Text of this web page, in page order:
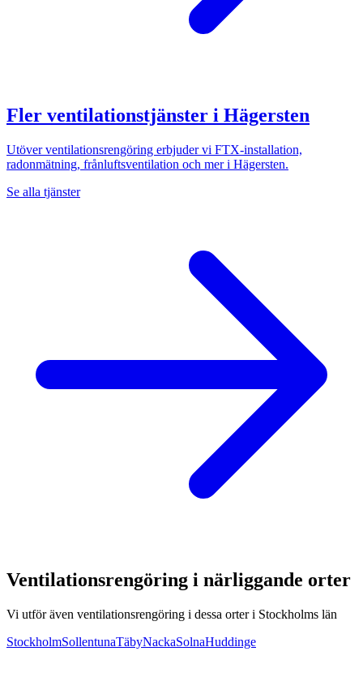
Fler ventilationstjänster i Hägersten
Utöver ventilationsrengöring erbjuder vi FTX-installation,
radonmätning, frånluftsventilation och mer i Hägersten.
Se alla tjänster
Ventilationsrengöring i närliggande orter
Vi utför även ventilationsrengöring i dessa orter i Stockholms län
StockholmSollentunaTäbyNackaSolnaHuddinge